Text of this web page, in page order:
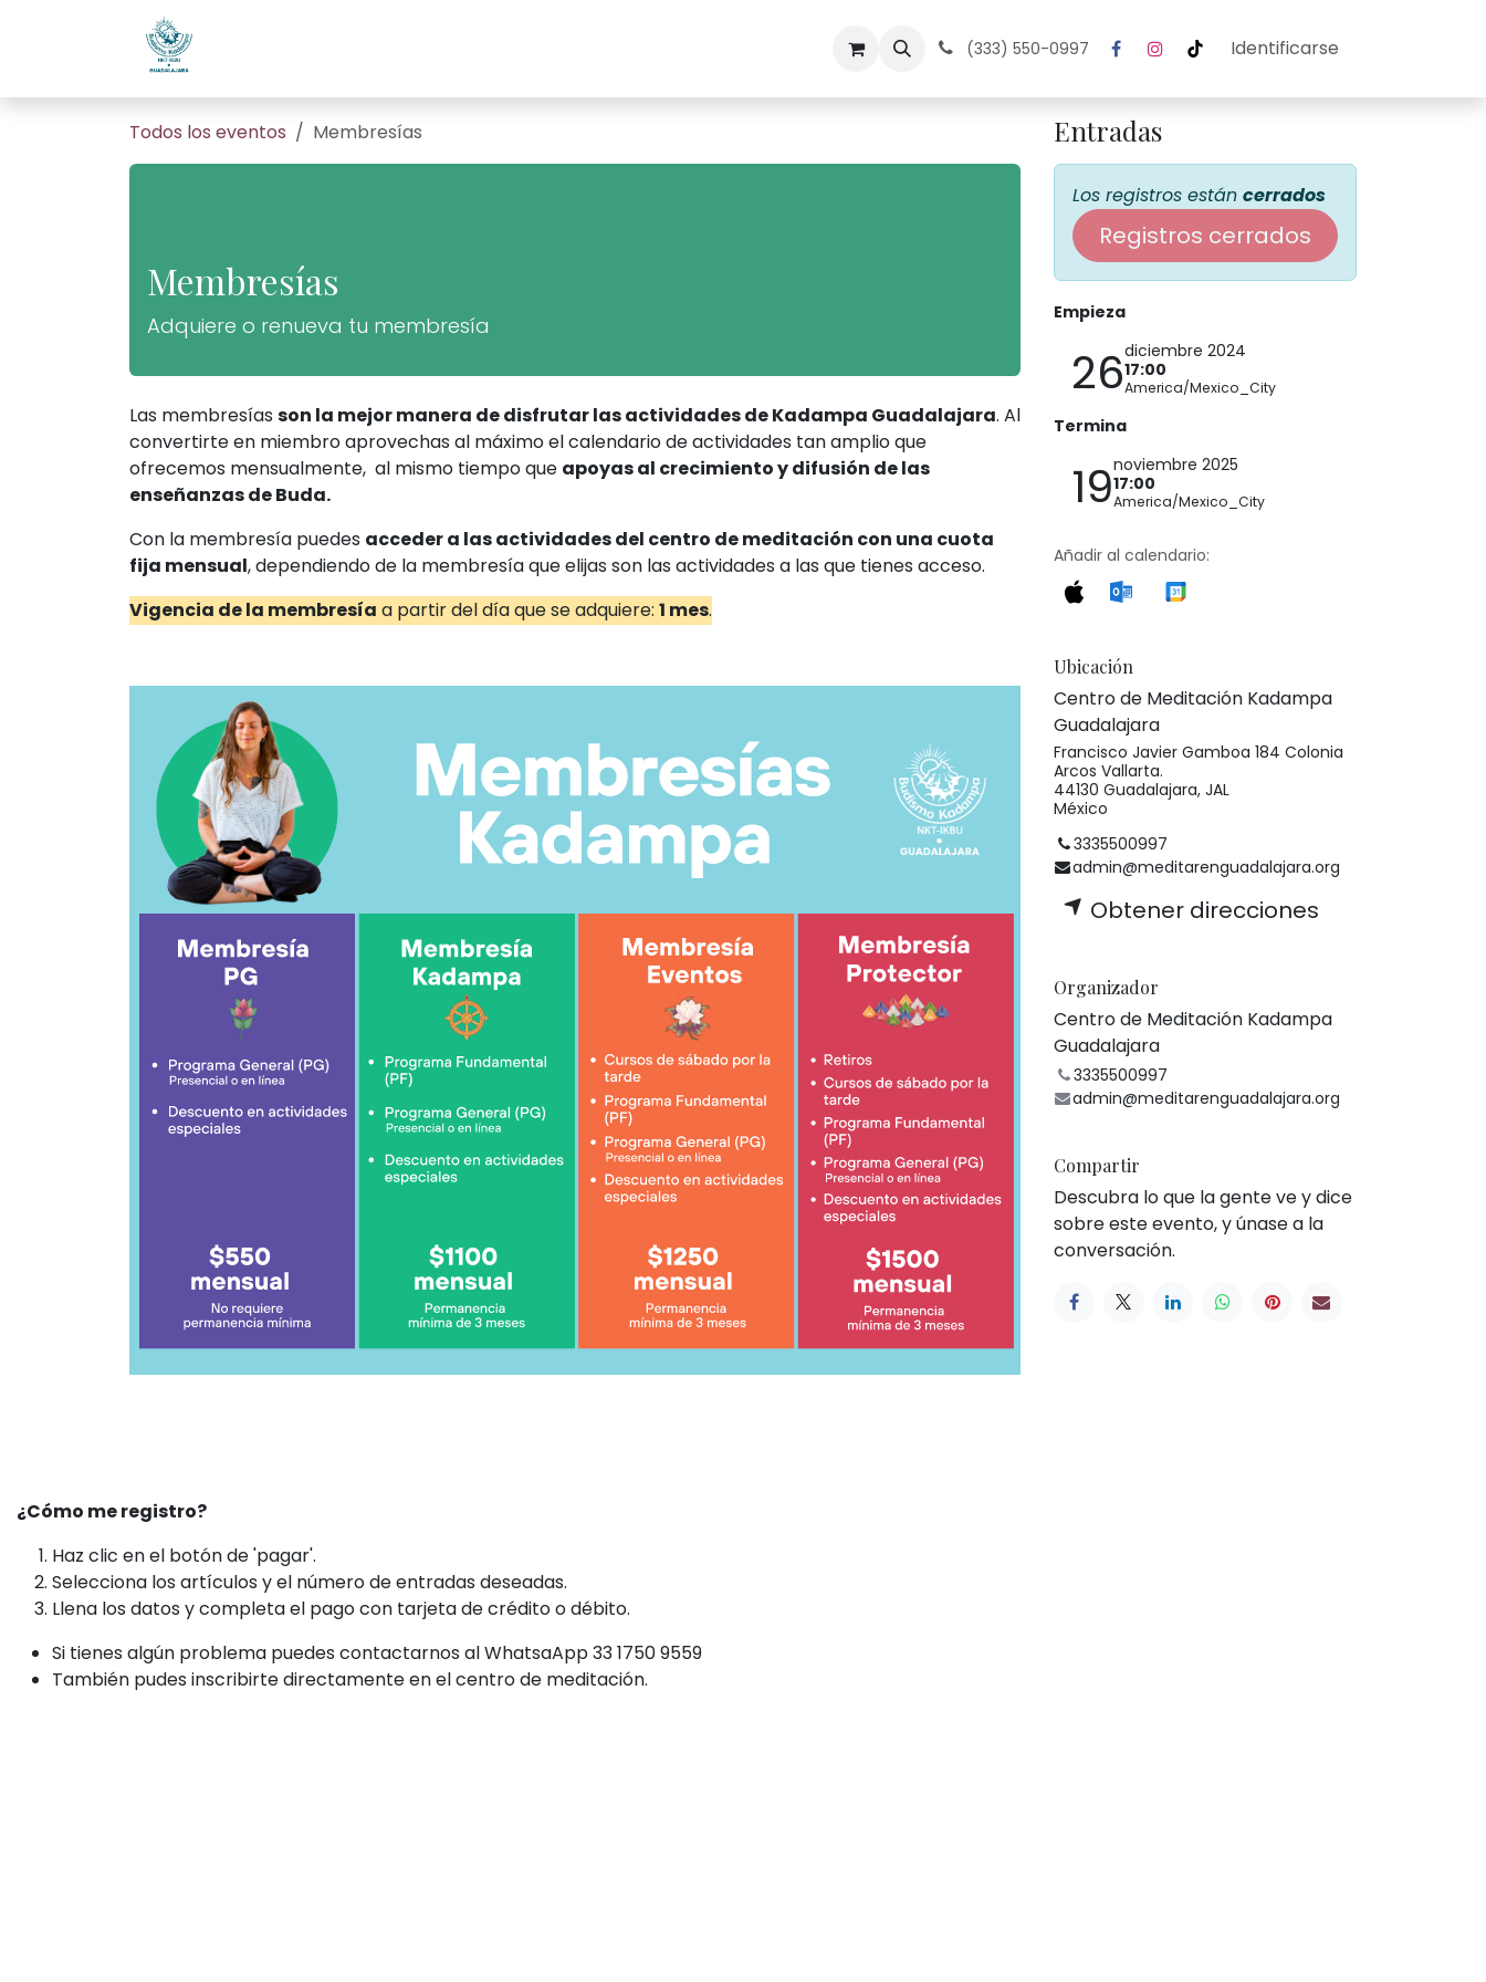
Ir al contenido
Calendario (333) 550-0997 Identificarse
Todos los eventos Membresías
Membresías
Adquiere o renueva tu membresía
Las membresías son la mejor manera de disfrutar las actividades de Kadampa Guadalajara. Al
convertirte en miembro aprovechas al máximo el calendario de actividades tan amplio que
ofrecemos mensualmente, al mismo tiempo que apoyas al crecimiento y difusión de las
enseñanzas de Buda.
Con la membresía puedes acceder a las actividades del centro de meditación con una cuota
fija mensual, dependiendo de la membresía que elijas son las actividades a las que tienes acceso.
Vigencia de la membresía a partir del día que se adquiere: 1 mes.
Entradas
Los registros están cerrados
Registros cerrados
Empieza
26diciembre 2024
17:00
America/Mexico_City
Termina
19noviembre 2025
17:00
America/Mexico_City
Añadir al calendario:
Ubicación
Centro de Meditación Kadampa
Guadalajara
Francisco Javier Gamboa 184 Colonia
Arcos Vallarta.
44130 Guadalajara, JAL
México
3335500997
admin@meditarenguadalajara.org
Obtener direcciones
Organizador
Centro de Meditación Kadampa
Guadalajara
3335500997
admin@meditarenguadalajara.org
Compartir
Descubra lo que la gente ve y dice
sobre este evento, y únase a la
conversación.
¿Cómo me registro?
Haz clic en el botón de 'pagar'.
Selecciona los artículos y el número de entradas deseadas.
Llena los datos y completa el pago con tarjeta de crédito o débito.
Si tienes algún problema puedes contactarnos al WhatsaApp 33 1750 9559
También pudes inscribirte directamente en el centro de meditación.